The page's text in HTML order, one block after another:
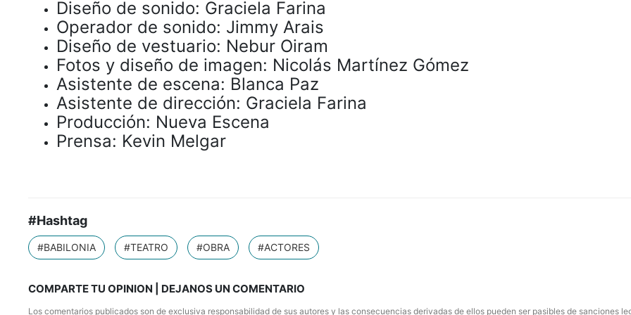
Diseño de sonido: Graciela Farina
Operador de sonido: Jimmy Arais
Diseño de vestuario: Nebur Oiram
Fotos y diseño de imagen: Nicolás Martínez Gómez
Asistente de escena: Blanca Paz
Asistente de dirección: Graciela Farina
Producción: Nueva Escena
Prensa: Kevin Melgar
#Hashtag
#BABILONIA #TEATRO #OBRA #ACTORES
COMPARTE TU OPINION | DEJANOS UN COMENTARIO
Los comentarios publicados son de exclusiva responsabilidad de sus autores y las consecuencias derivadas de ellos pueden ser pasibles de sanciones